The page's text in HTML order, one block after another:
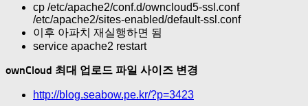
cp /etc/apache2/conf.d/owncloud5-ssl.conf
/etc/apache2/sites-enabled/default-ssl.conf
이후 아파치 재실행하면 됨
service apache2 restart
ownCloud 최대 업로드 파일 사이즈 변경
http://blog.seabow.pe.kr/?p=3423